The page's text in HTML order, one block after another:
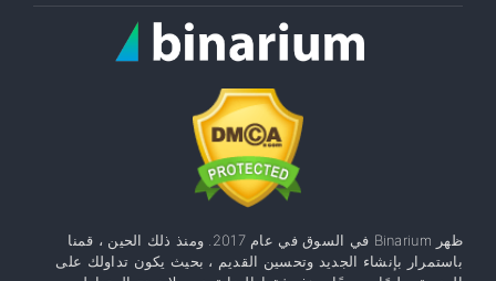
ظهر Binarium في السوق في عام 2017. ومنذ ذلك الحين ، قمنا
باستمرار بإنشاء الجديد وتحسين القديم ، بحيث يكون تداولك على